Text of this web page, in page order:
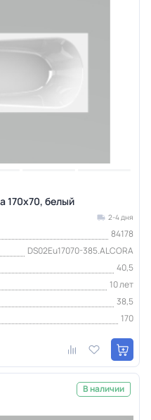
170х70, белый
2-4 дня
84178
DS02Eu17070-385.ALCORA
40,5
10 лет
38,5
170
В наличии